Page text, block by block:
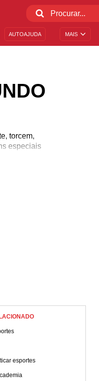
MAIS
AUTOAJUDA
torcem,
especiais
esportes